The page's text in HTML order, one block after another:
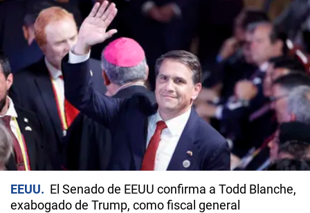
EEUU
El Senado de EEUU confirma a Todd Blanche,
exabogado de Trump, como fiscal general